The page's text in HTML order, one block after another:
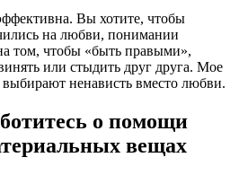
Вы хотите, чтобы
на любви, понимании
том, чтобы «быть правыми»,
или стыдить друг друга. Мое
выбирают ненависть вместо любви.
о помощи
вещах